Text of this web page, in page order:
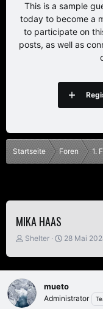
This is a sample
today to become a
to participate on
posts, as well as
Startseite Foren 1.
MIKA HAAS
E
s
t
e
l
l
Shelter
E
s
t
l
28 Mai
mueto
Administrator